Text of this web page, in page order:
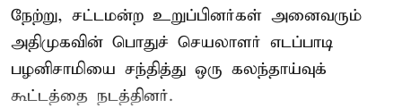
நேற்று, சட்டமன்ற உறுப்பினர்கள் அனைவரும்
அதிமுகவின் பொதுச் செயலாளர் எடப்பாடி
பழனிசாமியை சந்தித்து ஒரு கலந்தாய்வுக்
கூட்டத்தை நடத்தினர்.